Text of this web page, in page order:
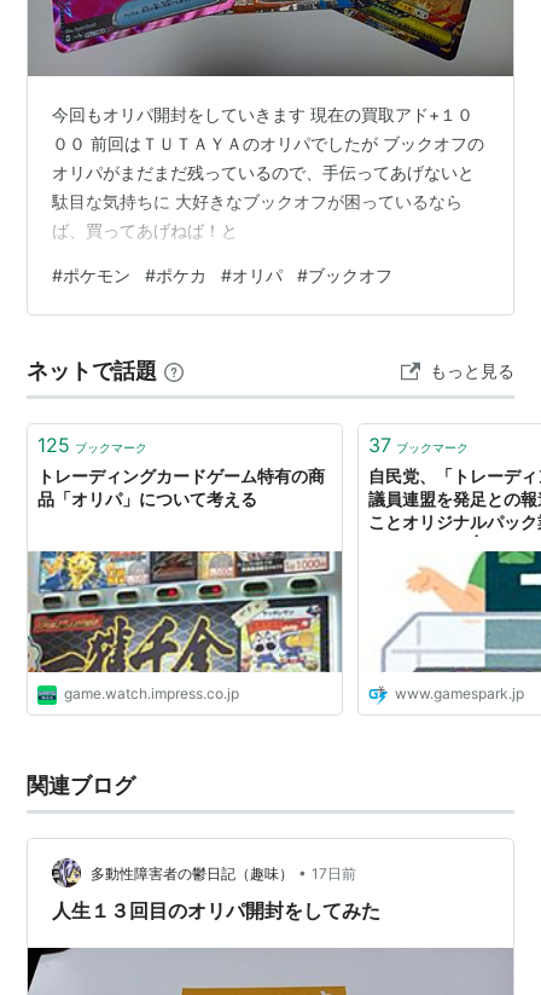
今回もオリパ開封をしていきます 現在の買取アド+１０
００ 前回はＴＵＴＡＹＡのオリパでしたが ブックオフの
オリパがまだまだ残っているので、手伝ってあげないと
駄目な気持ちに 大好きなブックオフが困っているなら
ば、買ってあげねば！と
#ポケモン #ポケカ #オリパ #ブックオフ
ネットで話題 もっと見る
125 ブックマーク
トレーディングカードゲーム特有の商
品「オリパ」について考える
game.watch.impress.co.jp
37 ブックマーク
自民党、「トレーデ
議員連盟を発足との
ことオリジナルパッ
海外ゲーム情報サイト
www.gamespark.jp
関連ブログ
多動性障害者の鬱日記（趣味） • 17日前
人生１３回目のオリパ開封をしてみた